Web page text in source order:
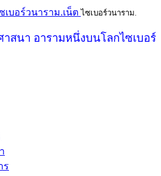
เบอร์วนาราม.เน็ต ไซเบอร์วนาราม.
าสนา อารามหนึ่งบนโลกไซเบอร์
ร